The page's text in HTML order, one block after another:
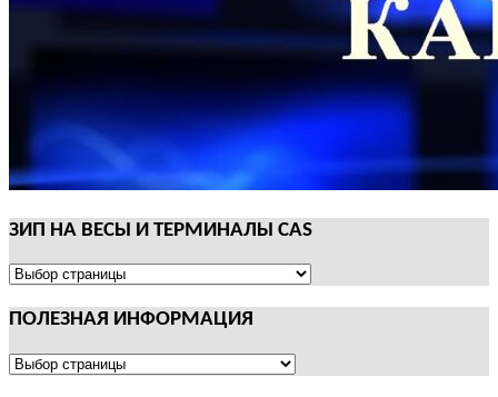
ЗИП НА ВЕСЫ И ТЕРМИНАЛЫ CAS
ЗИП
ВЕСЫ
ТЕРМИНАЛЫ
ПОЛЕЗНАЯ ИНФОРМАЦИЯ
ПОЛЕЗНАЯ